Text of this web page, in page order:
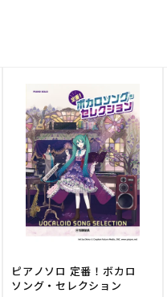
ピアノソロ 定番！ボカロ
ソング・セレクション